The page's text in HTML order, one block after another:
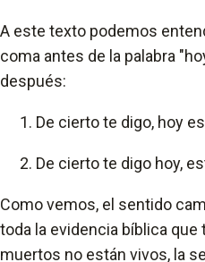
A este texto podemos
coma antes de la palabra
después:
De cierto te digo, hoy
De cierto te digo hoy,
Como vemos, el sentido
toda la evidencia bíblica
muertos no están vivos, la